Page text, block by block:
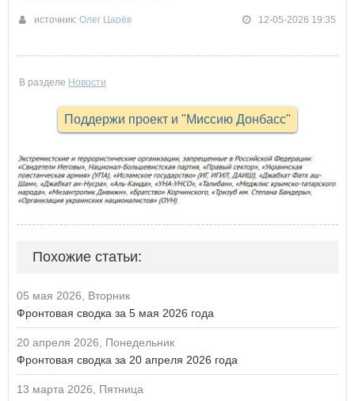
источник: Олег Царёв 12-05-2026 19:35
В разделе Новости
Поддержи проект и "Миссию Донбасс"
Похожие статьи:
05 мая 2026, Вторник
Фронтовая сводка за 5 мая 2026 года
20 апреля 2026, Понедельник
Фронтовая сводка за 20 апреля 2026 года
13 марта 2026, Пятница